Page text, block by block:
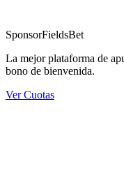
SponsorFieldsBet
La mejor plataforma de
bono de bienvenida.
Ver Cuotas